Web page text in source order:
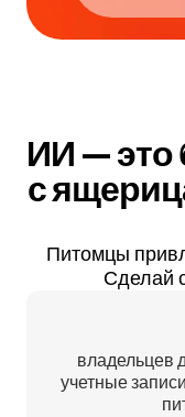
ИИ — это
с
Питомцы
Сделай
владельцев
учетные